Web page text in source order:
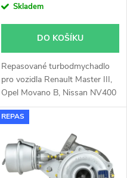
Skladem
DO KOŠÍKU
Repasované turbodmychadlo
pro vozidla Renault Master III,
Opel Movano B, Nissan NV400
se 100kW 110kW 132kW
REPAS